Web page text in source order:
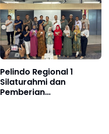
Pelindo Regional 1
Silaturahmi dan
Pemberian